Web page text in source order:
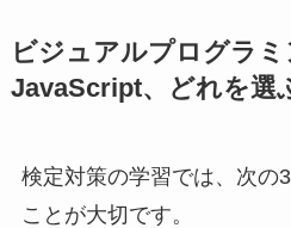
ビジュアルプログラミ
JavaScript、どれを選
検定対策の学習では、次の
ことが大切です。